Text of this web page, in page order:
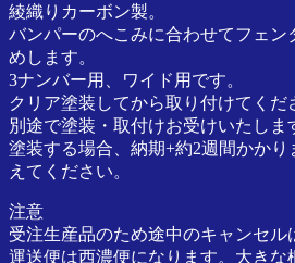
ー
用
22B・
97
年・
98
年
(生
終
了)・
綾織りカーボン製。
バンパーのへこみに合わせてフェン
めします。
3ナンバー用、ワイド用です。
クリア塗装してから取り付けてくだ
別途で塗装・取付けお受けいたしま
塗装する場合、納期+約2週間かか
えてください。
注意
受注生産品のため途中のキャンセル
運送便は西濃便になります。大きな